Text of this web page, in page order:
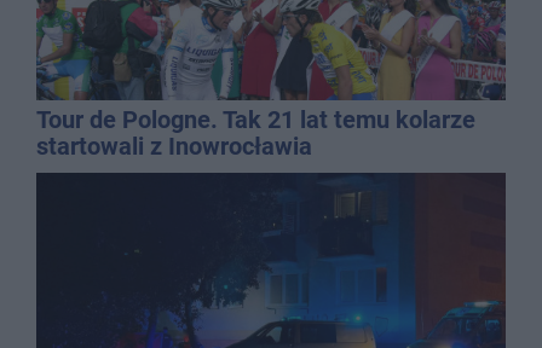
Tour de Pologne. Tak 21 lat temu kolarze
startowali z Inowrocławia